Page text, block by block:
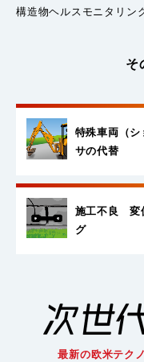
構造物ヘルスモニタリン
そ
特殊車両（シ
サの代替
施工不良 変
グ
最新の欧米テク